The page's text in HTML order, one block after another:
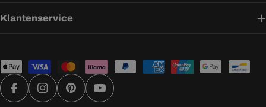
Klantenservice
Betaalmethoden
FacebookInstagramPinterestYouTube